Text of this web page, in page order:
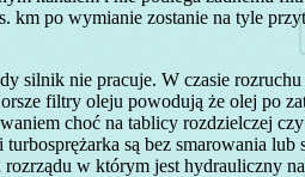
po wymianie zostanie na tyle
nie pracuje. W czasie
filtry oleju powodują że olej po
choć na tablicy rozdzielczej
są bez smarowania lub
w którym jest hydrauliczny